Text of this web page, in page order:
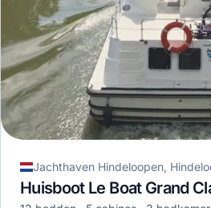
Jachthaven Hindeloopen,
Huisboot Le Boat Grand